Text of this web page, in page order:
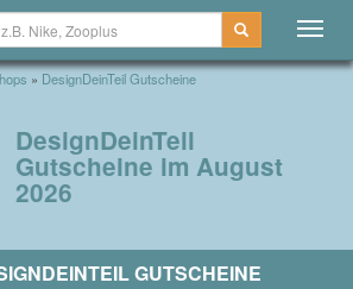
» DesignDeinTeil Gutscheine
DesignDeinTeil
Gutscheine im August
2026
GUTSCHEINE